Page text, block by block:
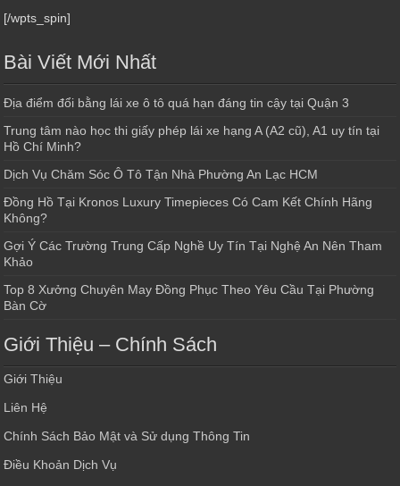
[/wpts_spin]
Bài Viết Mới Nhất
Địa điểm đổi bằng lái xe ô tô quá hạn đáng tin cậy tại Quận 3
Trung tâm nào học thi giấy phép lái xe hạng A (A2 cũ), A1 uy tín tại
Hồ Chí Minh?
Dịch Vụ Chăm Sóc Ô Tô Tận Nhà Phường An Lạc HCM
Đồng Hồ Tại Kronos Luxury Timepieces Có Cam Kết Chính Hãng
Không?
Gợi Ý Các Trường Trung Cấp Nghề Uy Tín Tại Nghệ An Nên Tham
Khảo
Top 8 Xưởng Chuyên May Đồng Phục Theo Yêu Cầu Tại Phường
Bàn Cờ
Giới Thiệu – Chính Sách
Giới Thiệu
Liên Hệ
Chính Sách Bảo Mật và Sử dụng Thông Tin
Điều Khoản Dịch Vụ